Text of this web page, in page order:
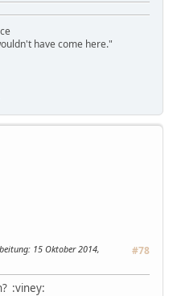
have come here."
#78
: 15 Oktober 2014,
:viney: